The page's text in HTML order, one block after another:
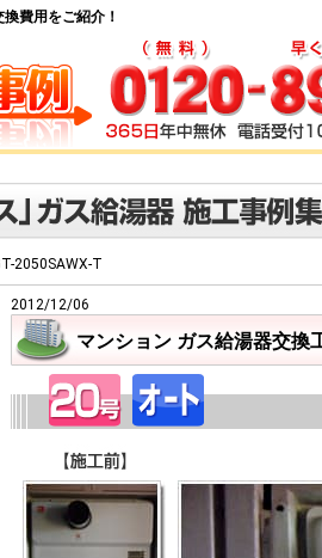
費用をご紹介！
2050SAWX-T
2012/12/06
マンション ガス給湯器交換